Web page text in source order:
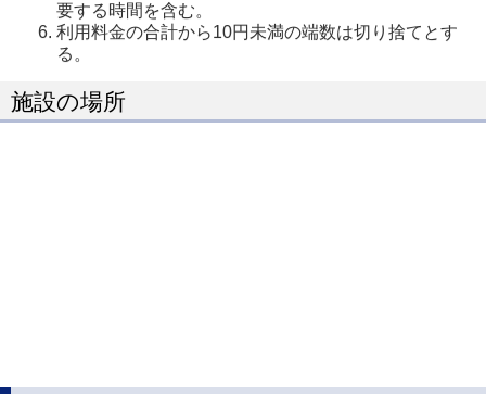
要する時間を含む。
利用料金の合計から10円未満の端数は切り捨てとす
る。
施設の場所